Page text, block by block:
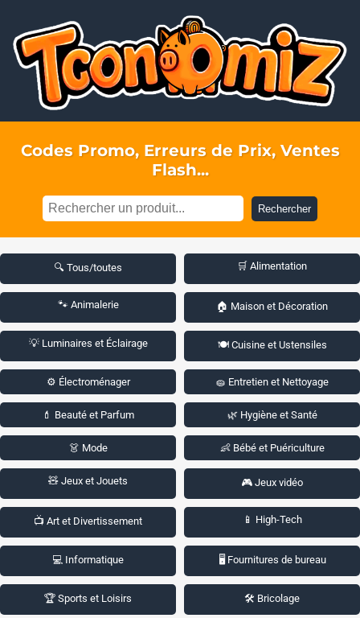
Codes Promo, Erreurs de Prix, Ventes
Flash...
Rechercher
🔍 Tous/toutes 🛒 Alimentation
🐾 Animalerie 🏠 Maison et Décoration
💡 Luminaires et Éclairage 🍽️ Cuisine et Ustensiles
⚙️ Électroménager 🧽 Entretien et Nettoyage
💄 Beauté et Parfum 🌿 Hygiène et Santé
👗 Mode 👶 Bébé et Puériculture
🧸 Jeux et Jouets 🎮 Jeux vidéo
📺 Art et Divertissement 📱 High-Tech
💻 Informatique 🖥️ Fournitures de bureau
🏆 Sports et Loisirs 🛠️ Bricolage